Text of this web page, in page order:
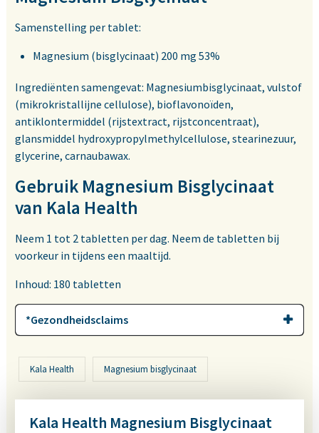
Samenstelling per tablet:
Magnesium (bisglycinaat) 200 mg 53%
Ingrediënten samengevat: Magnesiumbisglycinaat, vulstof
(mikrokristallijne cellulose), bioflavonoïden,
antiklontermiddel (rijstextract, rijstconcentraat),
glansmiddel hydroxypropylmethylcellulose, stearinezuur,
glycerine, carnaubawax.
Gebruik Magnesium Bisglycinaat
van Kala Health
Neem 1 tot 2 tabletten per dag. Neem de tabletten bij
voorkeur in tijdens een maaltijd.
Inhoud: 180 tabletten
*Gezondheidsclaims
Kala Health Magnesium bisglycinaat
Kala Health Magnesium Bisglycinaat